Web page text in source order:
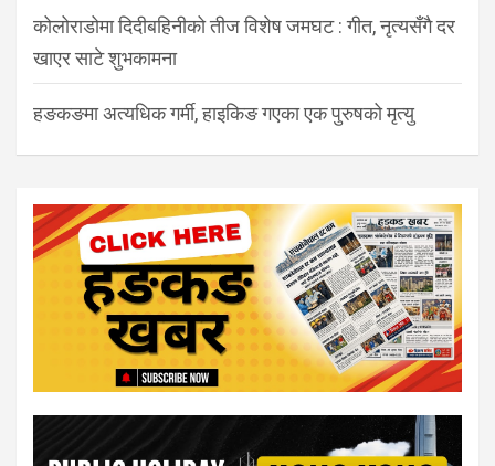
कोलोराडोमा दिदीबहिनीको तीज विशेष जमघट : गीत, नृत्यसँगै दर
खाएर साटे शुभकामना
हङकङमा अत्यधिक गर्मी, हाइकिङ गएका एक पुरुषको मृत्यु